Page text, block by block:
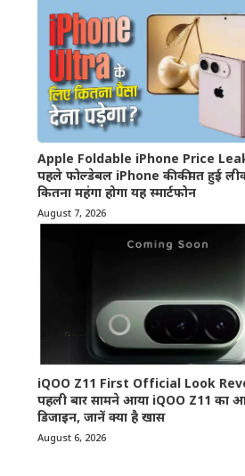
Apple Foldable iPhone Price
पहले फोल्डेबल iPhone की कीमत हुई
कितना महंगा होगा यह स्मार्टफोन
August 7, 2026
iQOO Z11 First Official Look
पहली बार सामने आया iQOO Z11 का
डिजाइन, जानें क्या है खास
August 6, 2026